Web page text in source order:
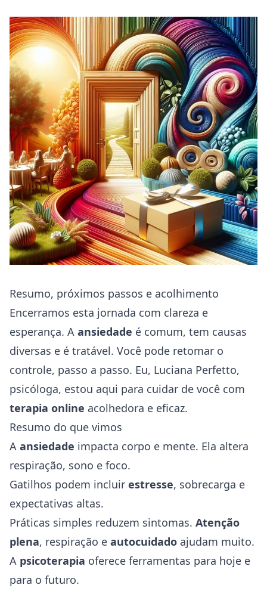
Resumo, próximos passos e acolhimento
Encerramos esta jornada com clareza e
esperança. A ansiedade é comum, tem causas
diversas e é tratável. Você pode retomar o
controle, passo a passo. Eu, Luciana Perfetto,
psicóloga, estou aqui para cuidar de você com
terapia online acolhedora e eficaz.
Resumo do que vimos
A ansiedade impacta corpo e mente. Ela altera
respiração, sono e foco.
Gatilhos podem incluir estresse, sobrecarga e
expectativas altas.
Práticas simples reduzem sintomas. Atenção
plena, respiração e autocuidado ajudam muito.
A psicoterapia oferece ferramentas para hoje e
para o futuro.